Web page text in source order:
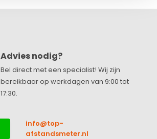
Advies nodig?
Bel direct met een specialist! Wij zijn
bereikbaar op werkdagen van 9:00 tot
17:30.
info@top-
afstandsmeter.nl